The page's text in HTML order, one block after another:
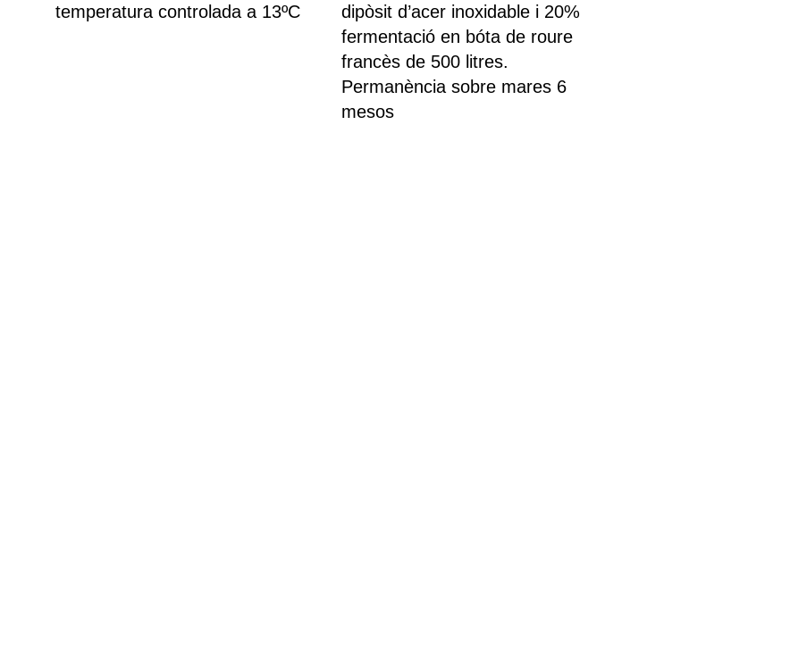
temperatura controlada a 13ºC
dipòsit d’acer inoxidable i 20%
fermentació en bóta de roure
francès de 500 litres.
Permanència sobre mares 6
mesos